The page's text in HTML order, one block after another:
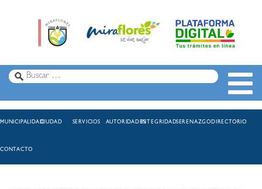
MUNICIPALIDADCIUDAD SERVICIOS AUTORIDADESINTEGRIDADSERENAZGODIRECTORIO
CONTACTO